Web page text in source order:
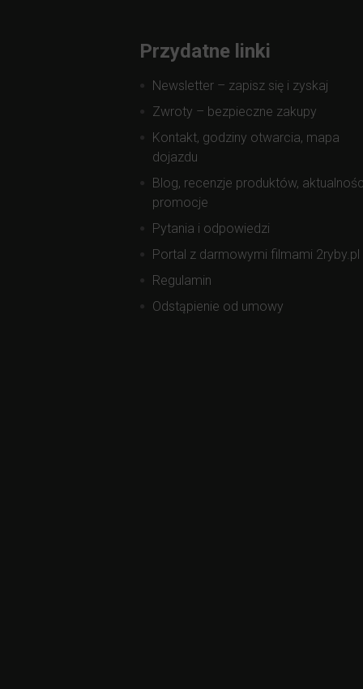
Przydatne linki
Newsletter – zapisz się i zyskaj
Zwroty – bezpieczne zakupy
Kontakt, godziny otwarcia, mapa
dojazdu
Blog, recenzje produktów,
promocje
Pytania i odpowiedzi
Portal z darmowymi filmami 2ryby.pl
Regulamin
Odstąpienie od umowy